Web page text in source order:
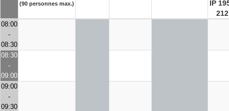
(90 personnes max.)
IP
08:00
-
08:30
08:30
-
09:00
09:00
-
09:30